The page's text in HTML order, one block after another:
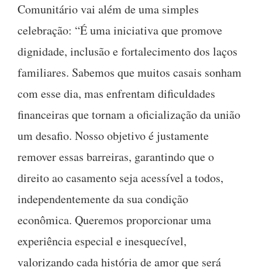
Comunitário vai além de uma simples
celebração: “É uma iniciativa que promove
dignidade, inclusão e fortalecimento dos laços
familiares. Sabemos que muitos casais sonham
com esse dia, mas enfrentam dificuldades
financeiras que tornam a oficialização da união
um desafio. Nosso objetivo é justamente
remover essas barreiras, garantindo que o
direito ao casamento seja acessível a todos,
independentemente da sua condição
econômica. Queremos proporcionar uma
experiência especial e inesquecível,
valorizando cada história de amor que será